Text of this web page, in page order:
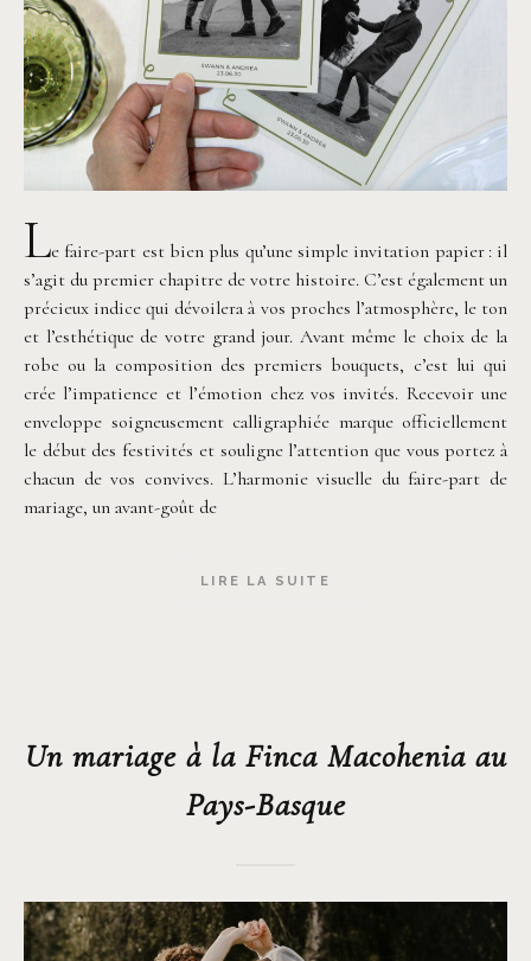
Le faire-part est bien plus qu’une simple invitation papier : il
s’agit du premier chapitre de votre histoire. C’est également un
précieux indice qui dévoilera à vos proches l’atmosphère, le ton
et l’esthétique de votre grand jour. Avant même le choix de la
robe ou la composition des premiers bouquets, c’est lui qui
crée l’impatience et l’émotion chez vos invités. Recevoir une
enveloppe soigneusement calligraphiée marque officiellement
le début des festivités et souligne l’attention que vous portez à
chacun de vos convives. L’harmonie visuelle du faire-part de
mariage, un avant-goût de
LIRE LA SUITE
Un mariage à la Finca Macohenia au
Pays-Basque